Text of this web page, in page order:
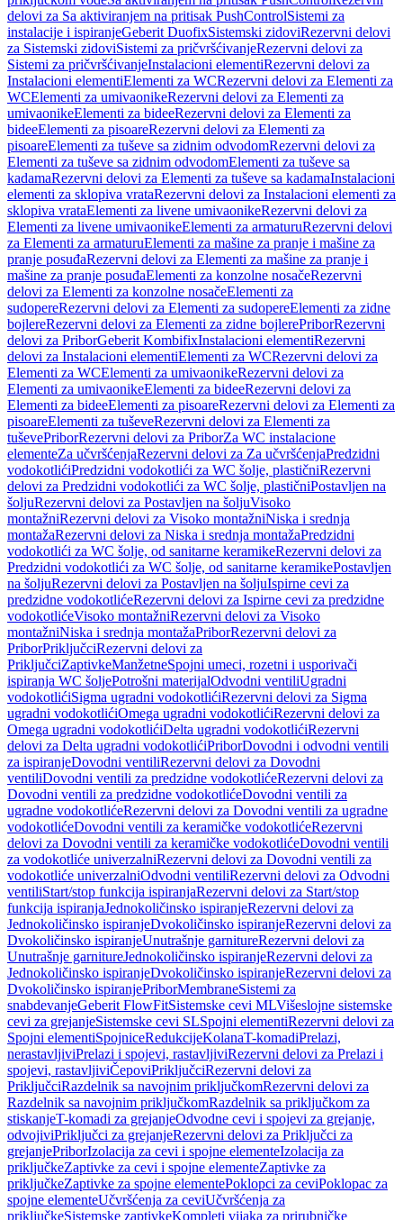
delovi za Sa aktiviranjem na pritisak PushControlSistemi za
instalacije i ispiranjeGeberit DuofixSistemski zidoviRezervni delovi
za Sistemski zidoviSistemi za pričvršćivanjeRezervni delovi za
Sistemi za pričvršćivanjeInstalacioni elementiRezervni delovi za
Instalacioni elementiElementi za WCRezervni delovi za Elementi za
WCElementi za umivaonikeRezervni delovi za Elementi za
umivaonikeElementi za bideeRezervni delovi za Elementi za
bideeElementi za pisoareRezervni delovi za Elementi za
pisoareElementi za tuševe sa zidnim odvodomRezervni delovi za
Elementi za tuševe sa zidnim odvodomElementi za tuševe sa
kadamaRezervni delovi za Elementi za tuševe sa kadamaInstalacioni
elementi za sklopiva vrataRezervni delovi za Instalacioni elementi za
sklopiva vrataElementi za livene umivaonikeRezervni delovi za
Elementi za livene umivaonikeElementi za armaturuRezervni delovi
za Elementi za armaturuElementi za mašine za pranje i mašine za
pranje posuđaRezervni delovi za Elementi za mašine za pranje i
mašine za pranje posuđaElementi za konzolne nosačeRezervni
delovi za Elementi za konzolne nosačeElementi za
sudopereRezervni delovi za Elementi za sudopereElementi za zidne
bojlereRezervni delovi za Elementi za zidne bojlerePriborRezervni
delovi za PriborGeberit KombifixInstalacioni elementiRezervni
delovi za Instalacioni elementiElementi za WCRezervni delovi za
Elementi za WCElementi za umivaonikeRezervni delovi za
Elementi za umivaonikeElementi za bideeRezervni delovi za
Elementi za bideeElementi za pisoareRezervni delovi za Elementi za
pisoareElementi za tuševeRezervni delovi za Elementi za
tuševePriborRezervni delovi za PriborZa WC instalacione
elementeZa učvršćenjaRezervni delovi za Za učvršćenjaPredzidni
vodokotlićiPredzidni vodokotlići za WC šolje, plastičniRezervni
delovi za Predzidni vodokotlići za WC šolje, plastičniPostavljen na
šoljuRezervni delovi za Postavljen na šoljuVisoko
montažniRezervni delovi za Visoko montažniNiska i srednja
montažaRezervni delovi za Niska i srednja montažaPredzidni
vodokotlići za WC šolje, od sanitarne keramikeRezervni delovi za
Predzidni vodokotlići za WC šolje, od sanitarne keramikePostavljen
na šoljuRezervni delovi za Postavljen na šoljuIspirne cevi za
predzidne vodokotlićeRezervni delovi za Ispirne cevi za predzidne
vodokotlićeVisoko montažniRezervni delovi za Visoko
montažniNiska i srednja montažaPriborRezervni delovi za
PriborPriključciRezervni delovi za
PriključciZaptivkeManžetneSpojni umeci, rozetni i usporivači
ispiranja WC šoljePotrošni materijalOdvodni ventiliUgradni
vodokotlićiSigma ugradni vodokotlićiRezervni delovi za Sigma
ugradni vodokotlićiOmega ugradni vodokotlićiRezervni delovi za
Omega ugradni vodokotlićiDelta ugradni vodokotlićiRezervni
delovi za Delta ugradni vodokotlićiPriborDovodni i odvodni ventili
za ispiranjeDovodni ventiliRezervni delovi za Dovodni
ventiliDovodni ventili za predzidne vodokotlićeRezervni delovi za
Dovodni ventili za predzidne vodokotlićeDovodni ventili za
ugradne vodokotlićeRezervni delovi za Dovodni ventili za ugradne
vodokotlićeDovodni ventili za keramičke vodokotlićeRezervni
delovi za Dovodni ventili za keramičke vodokotlićeDovodni ventili
za vodokotliće univerzalniRezervni delovi za Dovodni ventili za
vodokotliće univerzalniOdvodni ventiliRezervni delovi za Odvodni
ventiliStart/stop funkcija ispiranjaRezervni delovi za Start/stop
funkcija ispiranjaJednokoličinsko ispiranjeRezervni delovi za
Jednokoličinsko ispiranjeDvokoličinsko ispiranjeRezervni delovi za
Dvokoličinsko ispiranjeUnutrašnje garnitureRezervni delovi za
Unutrašnje garnitureJednokoličinsko ispiranjeRezervni delovi za
Jednokoličinsko ispiranjeDvokoličinsko ispiranjeRezervni delovi za
Dvokoličinsko ispiranjePriborMembraneSistemi za
snabdevanjeGeberit FlowFitSistemske cevi MLVišeslojne sistemske
cevi za grejanjeSistemske cevi SLSpojni elementiRezervni delovi za
Spojni elementiSpojniceRedukcijeKolanaT-komadiPrelazi,
nerastavljiviPrelazi i spojevi, rastavljiviRezervni delovi za Prelazi i
spojevi, rastavljiviČepoviPriključciRezervni delovi za
PriključciRazdelnik sa navojnim priključkomRezervni delovi za
Razdelnik sa navojnim priključkomRazdelnik sa priključkom za
stiskanjeT-komadi za grejanjeOdvodne cevi i spojevi za grejanje,
odvojiviPriključci za grejanjeRezervni delovi za Priključci za
grejanjePriborIzolacija za cevi i spojne elementeIzolacija za
priključkeZaptivke za cevi i spojne elementeZaptivke za
priključkeZaptivke za spojne elementePoklopci za ceviPoklopac za
spojne elementeUčvršćenja za ceviUčvršćenja za
priključkeSistemske zaptivkeKompleti vijaka za prirubničke